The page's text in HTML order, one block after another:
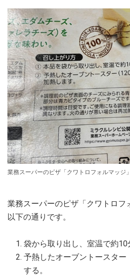
業務スーパーのピザ「クワトロフォルマッジ
業務スーパーのピザ「クワトロフ
以下の通りです。
袋から取り出し、室温で約10
予熱したオーブントースター
する。